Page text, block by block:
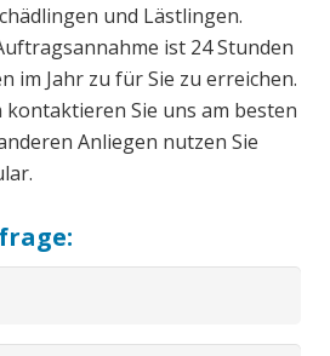
und Lästlingen.
für Sie zu erreichen.
Sie uns am besten
Anliegen nutzen Sie